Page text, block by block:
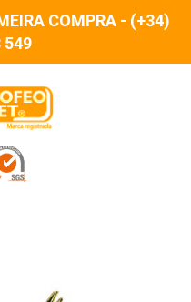
COMPRA - (+34)
549